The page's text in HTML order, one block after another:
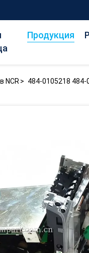
Продукция
NCR > 484-0105218 484-